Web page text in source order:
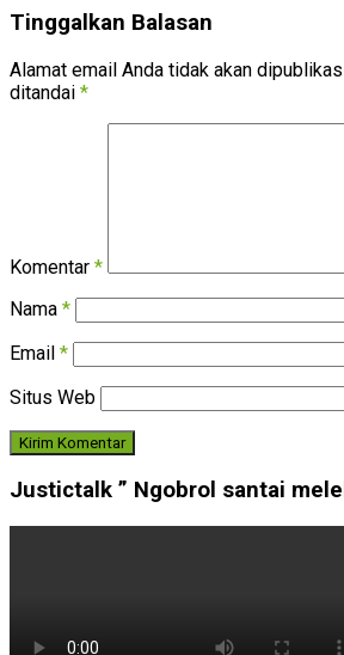
Tinggalkan Balasan
Alamat email Anda tidak akan
ditandai *
Komentar *
Nama *
Email *
Situs Web
Justictalk ” Ngobrol santai